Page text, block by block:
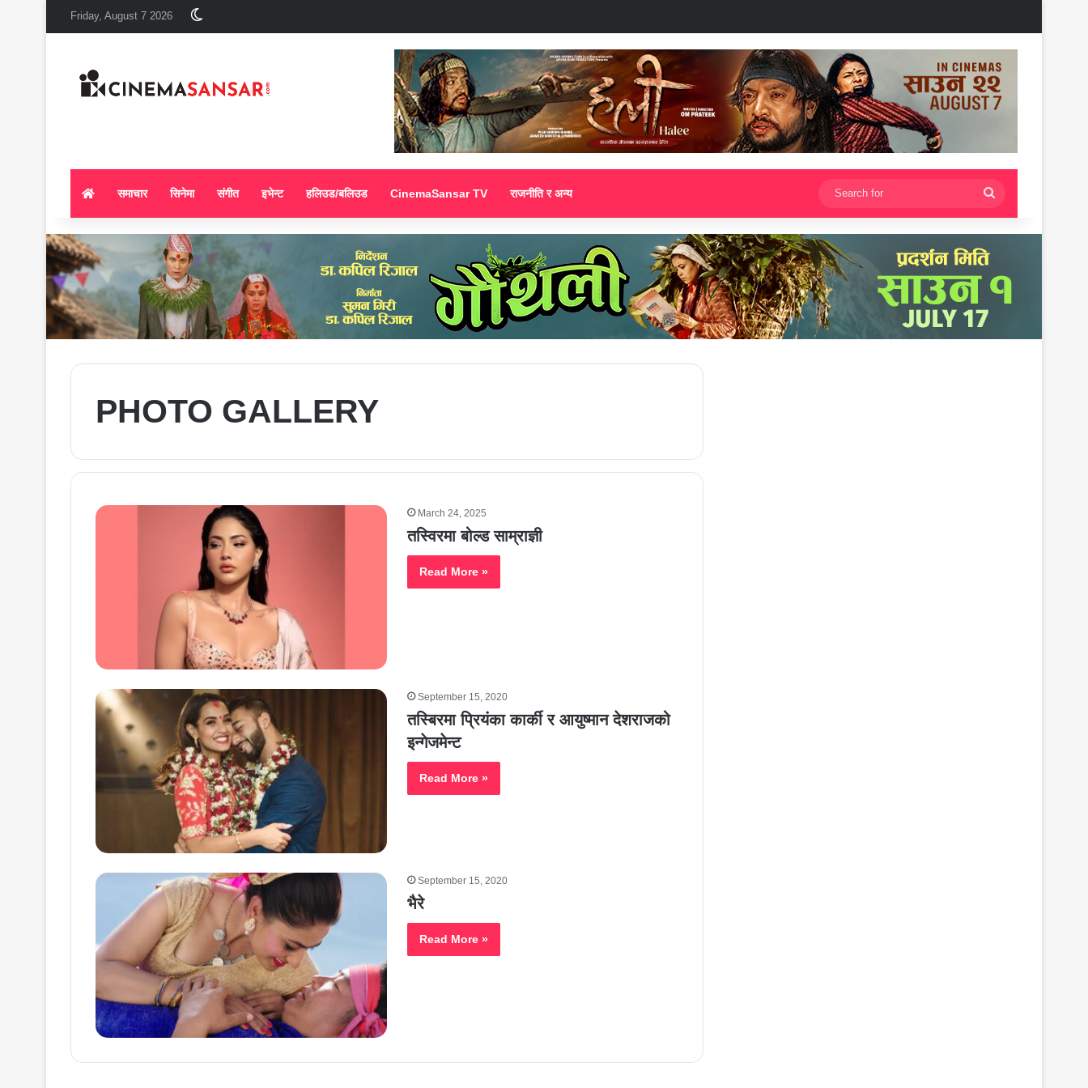
Friday, August 7 2026
समाचार सिनेमा संगीत इभेन्ट हलिउड/बलिउड CinemaSansar TV राजनीति र अन्य
for
PHOTO GALLERY
March 24, 2025
तस्विरमा बोल्ड साम्राज्ञी
Read More »
September 15, 2020
तस्बिरमा प्रियंका कार्की र आयुष्मान देशराजको
इन्गेजमेन्ट
Read More »
September 15, 2020
भैरे
Read More »